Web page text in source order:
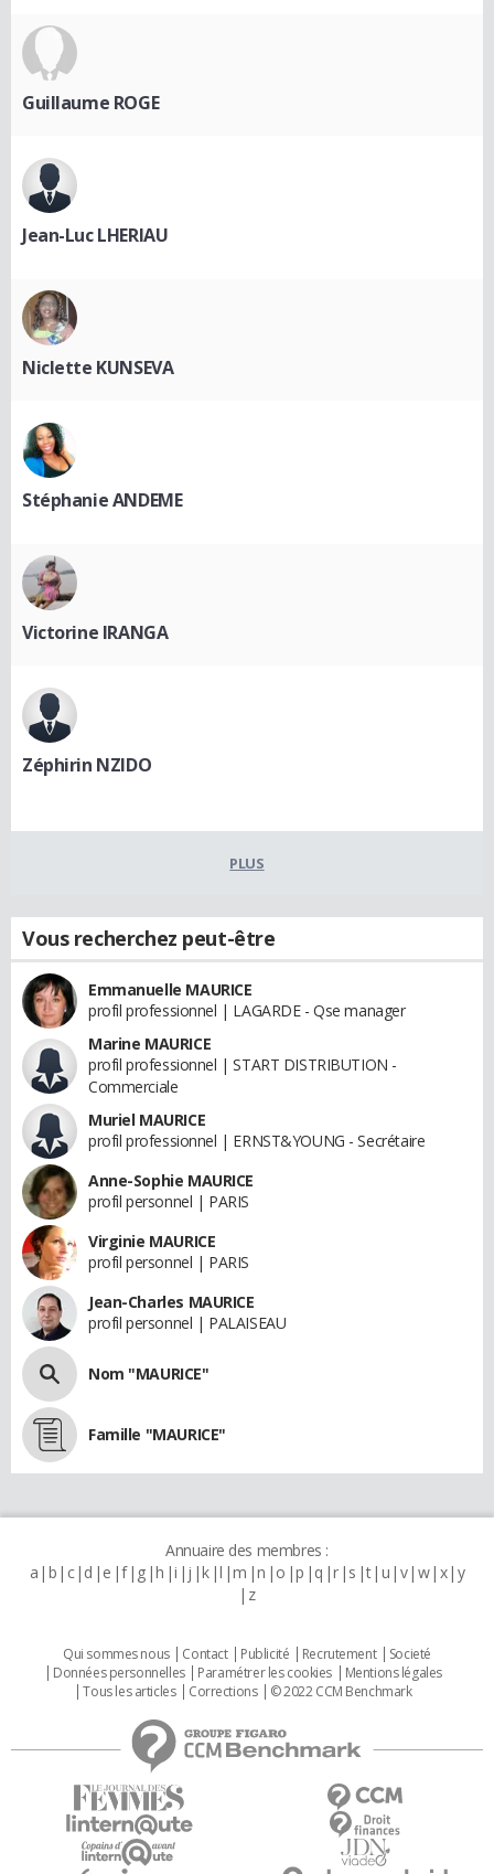
Guillaume ROGE
Jean-Luc LHERIAU
Niclette KUNSEVA
Stéphanie ANDEME
Victorine IRANGA
Zéphirin NZIDO
PLUS
Vous recherchez peut-être
Emmanuelle MAURICE
profil professionnel | LAGARDE - Qse manager
Marine MAURICE
profil professionnel | START DISTRIBUTION -
Commerciale
Muriel MAURICE
profil professionnel | ERNST&YOUNG - Secrétaire
Anne-Sophie MAURICE
profil personnel | PARIS
Virginie MAURICE
profil personnel | PARIS
Jean-Charles MAURICE
profil personnel | PALAISEAU
Nom "MAURICE"
Famille "MAURICE"
Annuaire des membres :
a b c d e f g h i j k l m n o p q r s t u v w x y
z
Qui sommes nous Contact Publicité Recrutement
Societé
Données personnelles
Paramétrer les cookies
Mentions légales
Tous les articles
Corrections © 2022 CCM Benchmark